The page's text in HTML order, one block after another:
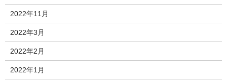
2022年11月
2022年3月
2022年2月
2022年1月